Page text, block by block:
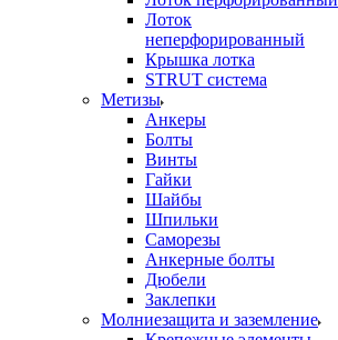
Лоток
неперфорированный
Крышка лотка
STRUT система
Метизы
Анкеры
Болты
Винты
Гайки
Шайбы
Шпильки
Саморезы
Анкерные болты
Дюбели
Заклепки
Молниезащита и заземление